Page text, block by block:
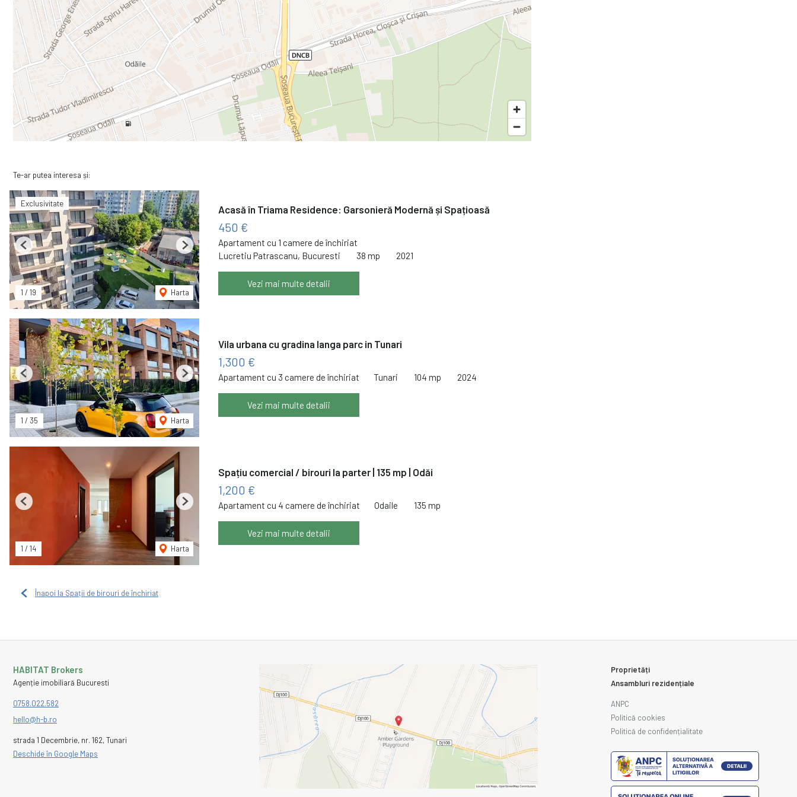
Te-ar putea interesa și:
Exclusivitate
1 / 19 Harta
Previous Next
Acasă în Triama Residence: Garsonieră Modernă și Spațioasă
450 €
Apartament cu 1 camere de închiriat
Lucretiu Patrascanu, Bucuresti
38 mp 2021
Vezi mai multe detalii
1 / 35 Harta
Previous Next
Vila urbana cu gradina langa parc in Tunari
1,300 €
Apartament cu 3 camere de închiriat Tunari 104 mp 2024
Vezi mai multe detalii
1 / 14 Harta
Previous Next
Spațiu comercial / birouri la parter | 135 mp | Odăi
1,200 €
Apartament cu 4 camere de închiriat Odaile 135 mp
Vezi mai multe detalii
Înapoi la Spații de birouri de închiriat
HABITAT Brokers
Agenție imobiliară Bucuresti
0758.022.582
hello@h-b.ro
strada 1 Decembrie, nr. 162, Tunari
Deschide în Google Maps
Proprietăți
Ansambluri rezidențiale
ANPC
Politică cookies
Politică de confidențialitate